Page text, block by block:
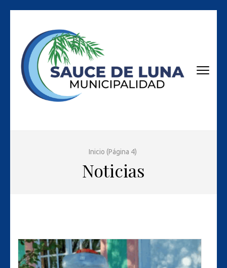
content
(Press
Enter)
Inicio (Página 4)
Noticias